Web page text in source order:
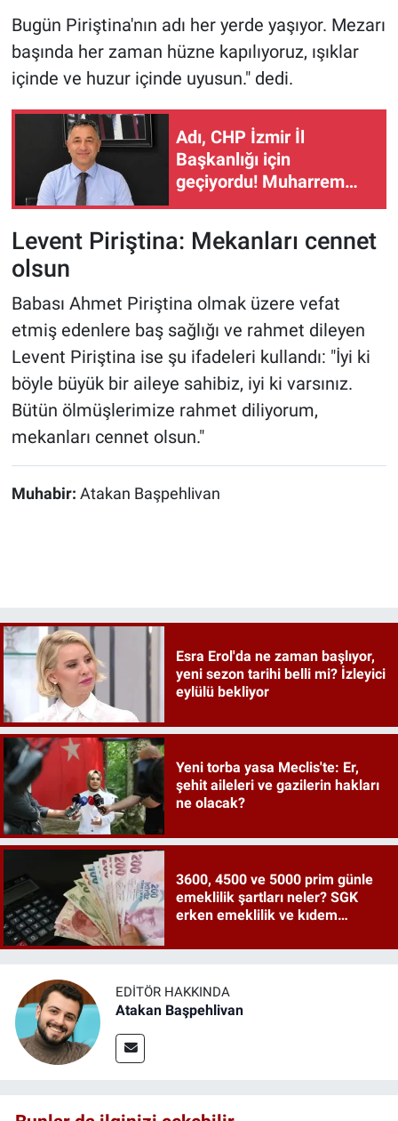
Bugün Piriştina'nın adı her yerde yaşıyor. Mezarı
başında her zaman hüzne kapılıyoruz, ışıklar
içinde ve huzur içinde uyusun." dedi.
Adı, CHP İzmir İl
Başkanlığı için
geçiyordu! Muharrem
Dayanç aktif siyaseti
bıraktı!
Levent Piriştina: Mekanları cennet
olsun
Babası Ahmet Piriştina olmak üzere vefat
etmiş edenlere baş sağlığı ve rahmet dileyen
Levent Piriştina ise şu ifadeleri kullandı: "İyi ki
böyle büyük bir aileye sahibiz, iyi ki varsınız.
Bütün ölmüşlerimize rahmet diliyorum,
mekanları cennet olsun."
Muhabir: Atakan Başpehlivan
Esra Erol'da ne zaman başlıyor,
yeni sezon tarihi belli mi? İzleyici
eylülü bekliyor
Yeni torba yasa Meclis'te: Er,
şehit aileleri ve gazilerin hakları
ne olacak?
3600, 4500 ve 5000 prim günle
emeklilik şartları neler? SGK
erken emeklilik ve kıdem
EDITÖR HAKKINDA
Atakan Başpehlivan